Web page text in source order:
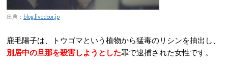
出典： blog.livedoor.jp
鹿毛陽子は、トウゴマという植物から猛毒のリシンを抽出し、
別居中の旦那を殺害しようとした罪で逮捕された女性です。